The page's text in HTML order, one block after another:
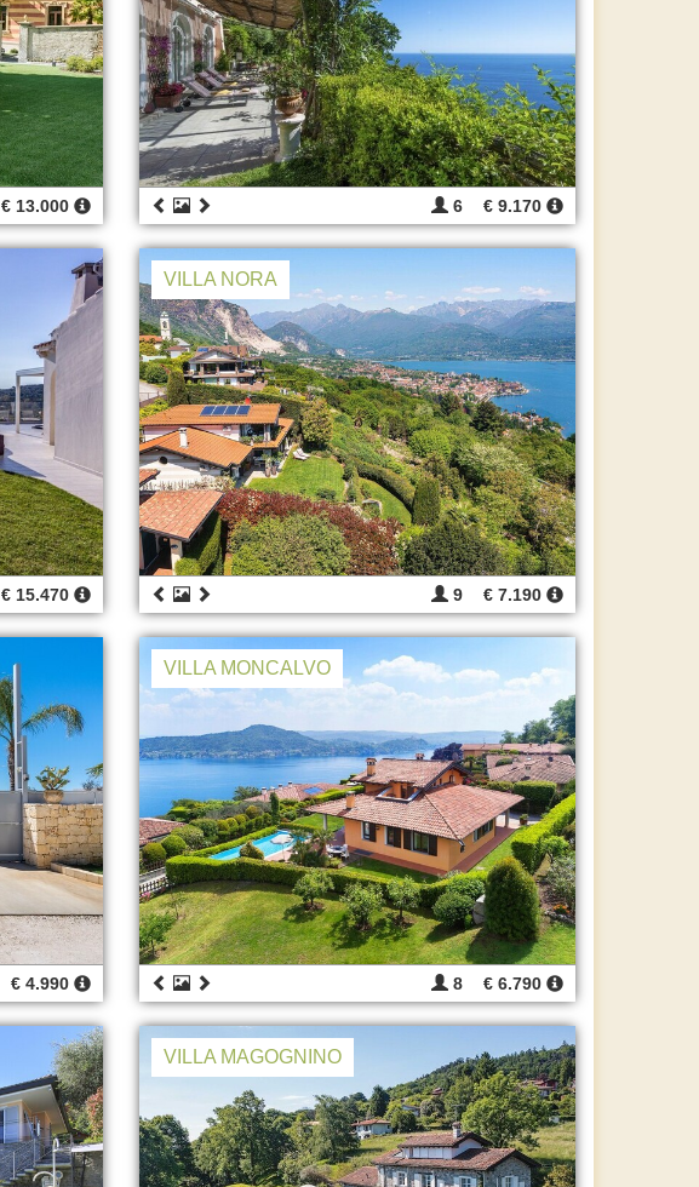
€ 13.000 6 € 9.170
€ 15.470
VILLA NORA
9 € 7.190
€ 4.990
VILLA MONCALVO
8 € 6.790
VILLA MAGOGNINO